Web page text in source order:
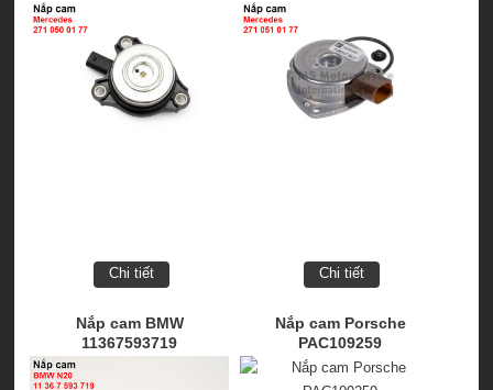
Chi tiết Chi tiết
Nắp cam BMW
11367593719
Nắp cam Porsche
PAC109259